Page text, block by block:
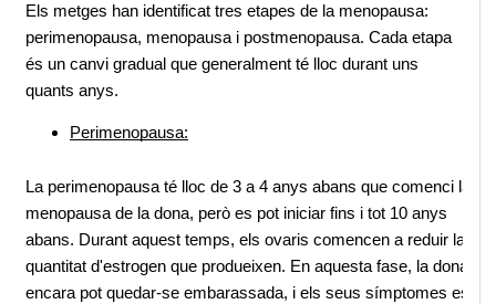
Els metges han identificat tres etapes de la menopausa:
perimenopausa, menopausa i postmenopausa. Cada etapa
és un canvi gradual que generalment té lloc durant uns
quants anys.
Perimenopausa:
La perimenopausa té lloc de 3 a 4 anys abans que comenci la
menopausa de la dona, però es pot iniciar fins i tot 10 anys
abans. Durant aquest temps, els ovaris comencen a reduir la
quantitat d'estrogen que produeixen. En aquesta fase, la dona
encara pot quedar-se embarassada, i els seus símptomes es